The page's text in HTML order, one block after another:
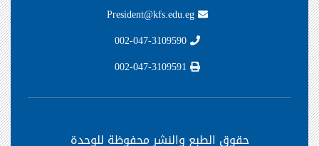
حقوق الطبع والنشر محفوظة للوحدة